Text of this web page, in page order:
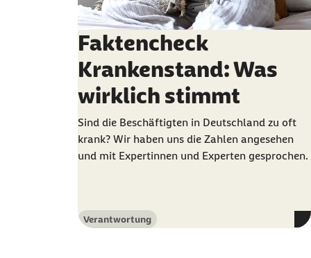
Faktencheck
Krankenstand: Was
wirklich stimmt
Sind die Beschäftigten in Deutschland zu oft
krank? Wir haben uns die Zahlen angesehen
und mit Expertinnen und Experten gesprochen.
Kategorie
Verantwortung